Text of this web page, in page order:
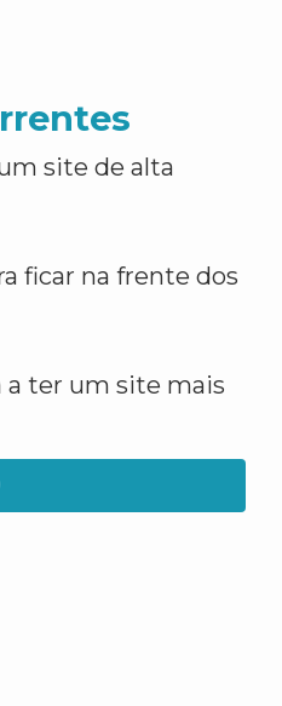
site de alta
ficar na frente dos
a ter um site mais